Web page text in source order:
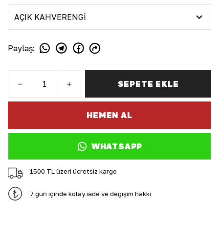
Paylaş:
SEPETE EKLE
HEMEN AL
WHATSAPP
1500 TL üzeri ücretsiz kargo
7 gün içinde kolay iade ve değişim hakkı